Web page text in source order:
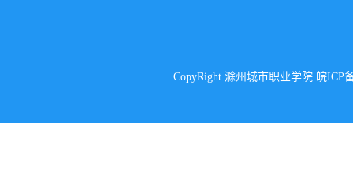
CopyRight 滁州城市职业学院 皖ICP